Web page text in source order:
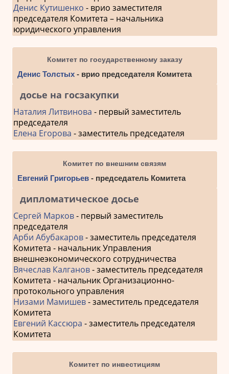
Денис Кутишенко - врио заместителя
председателя Комитета – начальника
юридического управления
Комитет по государственному заказу
Денис Толстых- врио председателя Комитета
досье на госзакупки
Наталия Литвинова - первый заместитель
председателя
Елена Егорова - заместитель председателя
Комитет по внешним связям
Евгений Григорьев- председатель Комитета
дипломатическое досье
Сергей Марков- первый заместитель
председателя
Арби Абубакаров- заместитель председателя
Комитета - начальник Управления
внешнеэкономического сотрудничества
Вячеслав Калганов- заместитель председателя
Комитета - начальник Организационно-
протокольного управления
Низами Мамишев- заместитель председателя
Комитета
Евгений Кассюра - заместитель председателя
Комитета
Комитет по инвестициям